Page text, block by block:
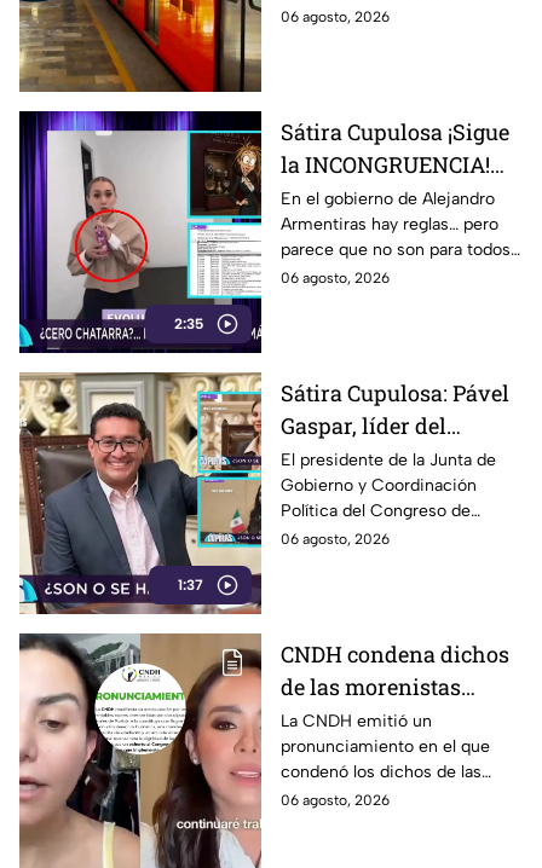
cheques y falsos cómplices al
06 agosto, 2026
2:35
Sátira Cupulosa ¡Sigue
la INCONGRUENCIA!
Gobierno de
Armentiras promovía
comida saludable, pero
facturas exhiben
PÚBLICO
En el gobierno de Alejandro
Armentiras hay reglas… pero
parece que no son para todos.
Mientras desde el poder se
se trata de funcionarios del
gabinete, las papitas, los
dulces y la maruchan también
pueden entrar… y todo con
cargo al dinero de los
poblanos.
06 agosto, 2026
1:37
Sátira Cupulosa: Pável
Gaspar, líder del
Congreso de Puebla,
evita SANCIONAR a
Salvatori y Palomares
tras polémica; deja todo
El presidente de la Junta de
Gobierno y Coordinación
Política del Congreso de
Puebla, Pável Gaspar, se
aseguró que será la Comisión
de Honestidad y Justicia de
Morena la que determine su
futuro político.
06 agosto, 2026
CNDH condena dichos
de las morenistas
Nayeli Salvatori y
Graciela Palomares
contra adultos mayores
y manda exhorto al
La CNDH emitió un
pronunciamiento en el que
condenó los dichos de las
morenistas Nayeli Salvatori y
06 agosto, 2026